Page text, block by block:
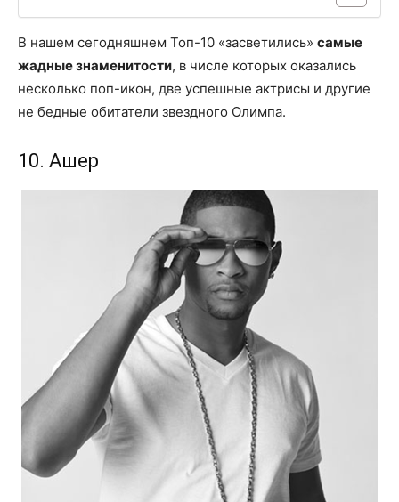
В нашем сегодняшнем Топ-10 «засветились» самые
жадные знаменитости, в числе которых оказались
несколько поп-икон, две успешные актрисы и другие
не бедные обитатели звездного Олимпа.
10. Ашер